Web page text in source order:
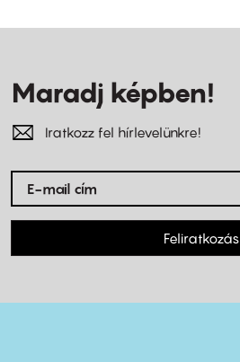
Maradj képben!
Iratkozz fel hírlevelünkre!
Feliratkozás